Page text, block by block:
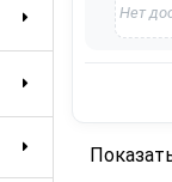
Нет